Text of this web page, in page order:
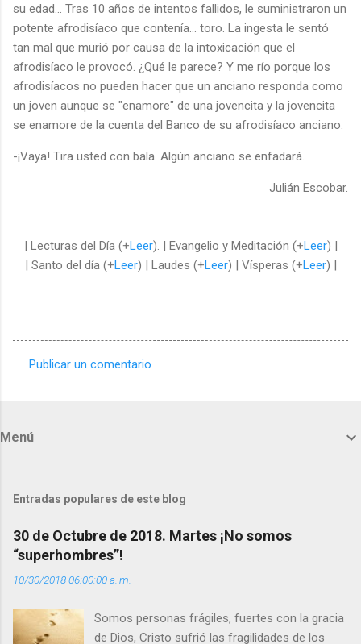
su edad... Tras 10 años de intentos fallidos, le suministraron un
potente afrodisíaco que contenía... toro. La ingesta le sentó
tan mal que murió por causa de la intoxicación que el
afrodisíaco le provocó. ¿Qué le parece? Y me río porque los
afrodisíacos no pueden hacer que un anciano responda como
un joven aunque se "enamore" de una jovencita y la jovencita
se enamore de la cuenta del Banco de su afrodisíaco anciano.
-¡Vaya! Tira usted con bala. Algún anciano se enfadará.
Julián Escobar.
| Lecturas del Día (+Leer). | Evangelio y Meditación (+Leer) |
| Santo del día (+Leer) | Laudes (+Leer) | Vísperas (+Leer) |
t
r
i
o
s
Publicar un comentario
Menú
Entradas populares de este blog
30 de Octubre de 2018. Martes ¡No somos
“superhombres”!
10/30/2018 06:00:00 a. m.
Somos personas frágiles, fuertes con la gracia
de Dios, Cristo sufrió las fragilidades de los